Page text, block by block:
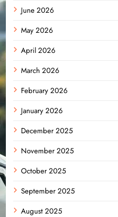
June 2026
May 2026
April 2026
March 2026
February 2026
January 2026
December 2025
November 2025
October 2025
September 2025
August 2025